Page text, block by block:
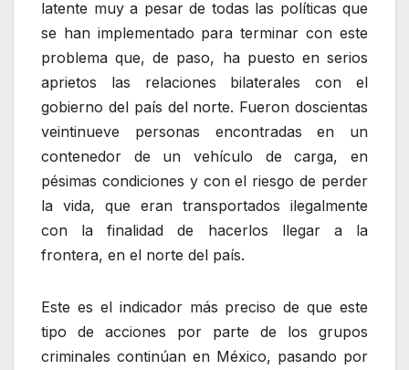
latente muy a pesar de todas las políticas que
se han implementado para terminar con este
problema que, de paso, ha puesto en serios
aprietos las relaciones bilaterales con el
gobierno del país del norte. Fueron doscientas
veintinueve personas encontradas en un
contenedor de un vehículo de carga, en
pésimas condiciones y con el riesgo de perder
la vida, que eran transportados ilegalmente
con la finalidad de hacerlos llegar a la
frontera, en el norte del país.
Este es el indicador más preciso de que este
tipo de acciones por parte de los grupos
criminales continúan en México, pasando por